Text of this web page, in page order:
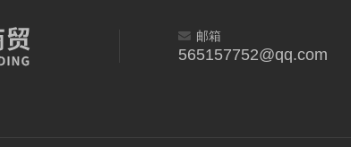
邮箱
565157752@qq.com